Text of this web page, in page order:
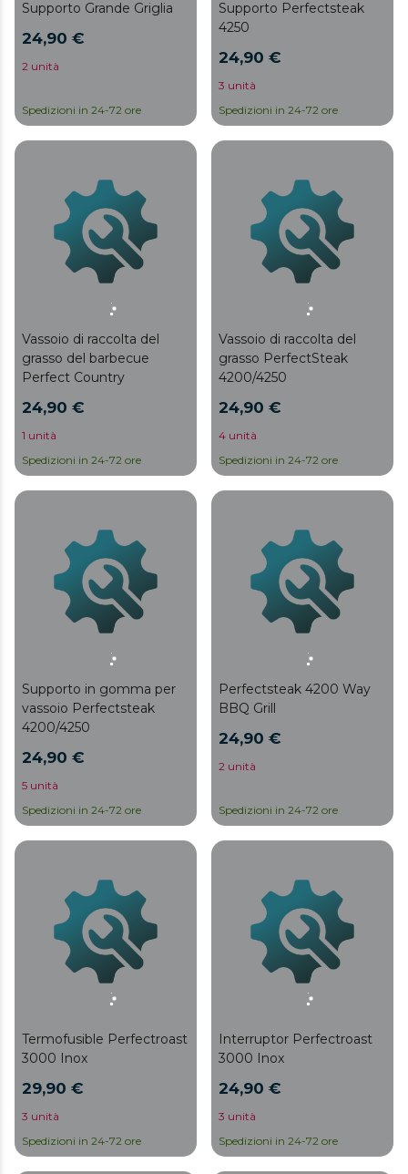
Supporto Grande Griglia
24,90 €
2 unità
Spedizioni in 24-72 ore
Supporto Perfectsteak
4250
24,90 €
3 unità
Spedizioni in 24-72 ore
Vassoio di raccolta del
grasso del barbecue
Perfect Country
24,90 €
1 unità
Spedizioni in 24-72 ore
Vassoio di raccolta del
grasso PerfectSteak
4200/4250
24,90 €
4 unità
Spedizioni in 24-72 ore
Supporto in gomma per
vassoio Perfectsteak
4200/4250
24,90 €
5 unità
Spedizioni in 24-72 ore
Perfectsteak 4200 Way
BBQ Grill
24,90 €
2 unità
Spedizioni in 24-72 ore
Termofusible Perfectroast
3000 Inox
29,90 €
3 unità
Spedizioni in 24-72 ore
Interruptor Perfectroast
3000 Inox
24,90 €
3 unità
Spedizioni in 24-72 ore